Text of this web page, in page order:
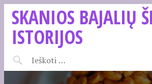
SKANIOS BAJALIŲ
ISTORIJOS